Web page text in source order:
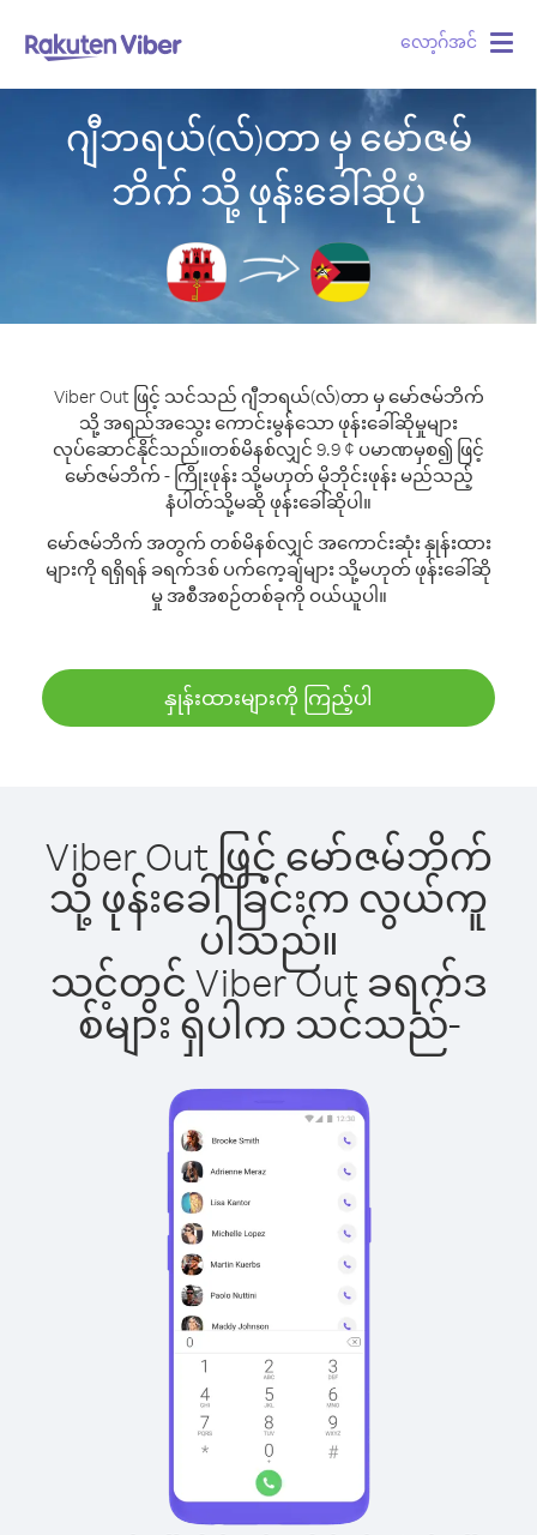
လော့ဂ်အင်
ဂျီဘရယ်(လ်)တာ မှ မော်ဇမ်
ဘိက် သို့ ဖုန်းခေါ်ဆိုပုံ
Viber Out ဖြင့် သင်သည် ဂျီဘရယ်(လ်)တာ မှ မော်ဇမ်ဘိက်
သို့ အရည်အသွေး ကောင်းမွန်သော ဖုန်းခေါ်ဆိုမှုများ
လုပ်ဆောင်နိုင်သည်။တစ်မိနစ်လျှင် 9.9 ¢ ပမာဏမှစ၍ ဖြင့်
မော်ဇမ်ဘိက် - ကြိုးဖုန်း သို့မဟုတ် မိုဘိုင်းဖုန်း မည်သည့်
နံပါတ်သို့မဆို ဖုန်းခေါ်ဆိုပါ။
မော်ဇမ်ဘိက် အတွက် တစ်မိနစ်လျှင် အကောင်းဆုံး နှုန်းထား
များကို ရရှိရန် ခရက်ဒစ် ပက်ကေ့ချ်များ သို့မဟုတ် ဖုန်းခေါ်ဆို
မှု အစီအစဉ်တစ်ခုကို ဝယ်ယူပါ။
နှုန်းထားများကို ကြည့်ပါ
Viber Out ဖြင့် မော်ဇမ်ဘိက်
သို့ ဖုန်းခေါ်ခြင်းက လွယ်ကူ
ပါသည်။
သင့်တွင် Viber Out ခရက်ဒ
စ်များ ရှိပါက သင်သည်-